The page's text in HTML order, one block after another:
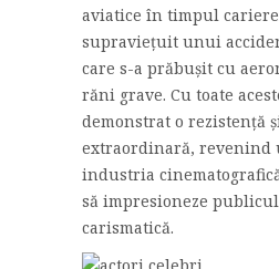
aviatice în timpul
supraviețuit unui
care s-a prăbușit cu
răni grave. Cu toate
demonstrat o rezistență
extraordinară,
industria
să impresioneze
carismatică.